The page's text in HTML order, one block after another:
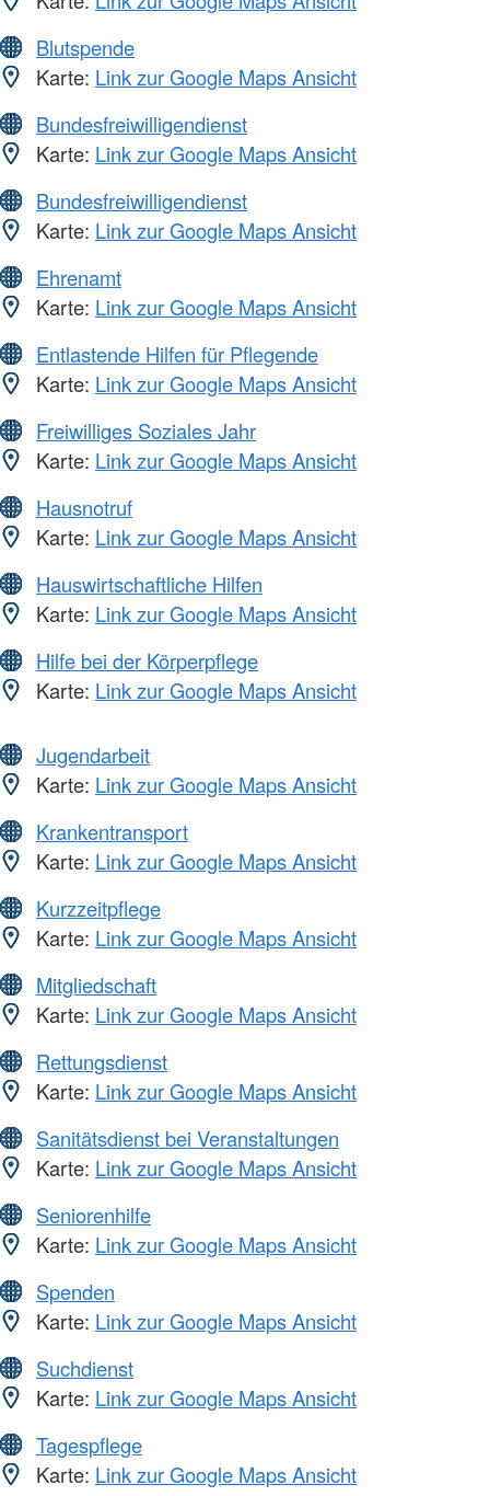
Blutspende
Karte: Link zur Google Maps Ansicht
Bundesfreiwilligendienst
Karte: Link zur Google Maps Ansicht
Bundesfreiwilligendienst
Karte: Link zur Google Maps Ansicht
Ehrenamt
Karte: Link zur Google Maps Ansicht
Entlastende Hilfen für Pflegende
Karte: Link zur Google Maps Ansicht
Freiwilliges Soziales Jahr
Karte: Link zur Google Maps Ansicht
Hausnotruf
Karte: Link zur Google Maps Ansicht
Hauswirtschaftliche Hilfen
Karte: Link zur Google Maps Ansicht
Hilfe bei der Körperpflege
Karte: Link zur Google Maps Ansicht
Jugendarbeit
Karte: Link zur Google Maps Ansicht
Krankentransport
Karte: Link zur Google Maps Ansicht
Kurzzeitpflege
Karte: Link zur Google Maps Ansicht
Mitgliedschaft
Karte: Link zur Google Maps Ansicht
Rettungsdienst
Karte: Link zur Google Maps Ansicht
Sanitätsdienst bei Veranstaltungen
Karte: Link zur Google Maps Ansicht
Seniorenhilfe
Karte: Link zur Google Maps Ansicht
Spenden
Karte: Link zur Google Maps Ansicht
Suchdienst
Karte: Link zur Google Maps Ansicht
Tagespflege
Karte: Link zur Google Maps Ansicht